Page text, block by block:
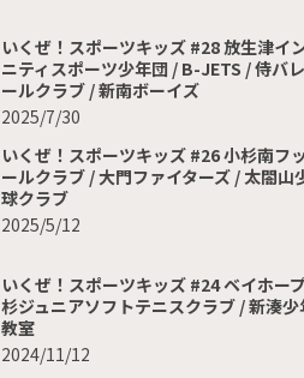
いくぜ！スポーツキッズ #28 放生津イ
ニティスポーツ少年団 / B-JETS / 侍バ
ールクラブ / 新南ボーイズ
2025/7/30
いくぜ！スポーツキッズ #26 小杉南フ
ールクラブ / 大門ファイターズ / 太閤山
球クラブ
2025/5/12
いくぜ！スポーツキッズ #24 ベイホー
杉ジュニアソフトテニスクラブ / 新湊
教室
2024/11/12